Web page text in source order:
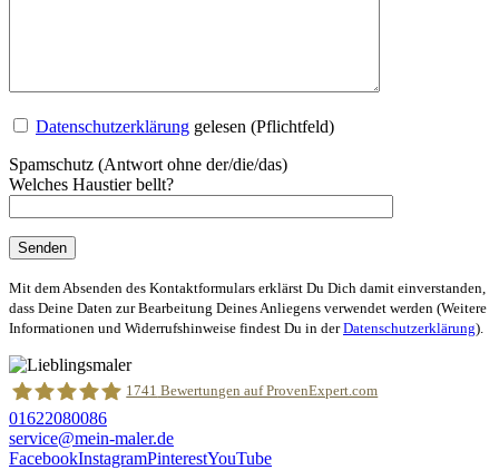
Datenschutzerklärung gelesen (Pflichtfeld)
Spamschutz (Antwort ohne der/die/das)
Welches Haustier bellt?
Mit dem Absenden des Kontaktformulars erklärst Du Dich damit einverstanden,
dass Deine Daten zur Bearbeitung Deines Anliegens verwendet werden (Weitere
Informationen und Widerrufshinweise findest Du in derDatenschutzerklärung).
MeinMaler –Das Partner-Netzwerk
1741 Bewertungen auf ProvenExpert.com
01622080086
service@mein-maler.de
FacebookInstagramPinterestYouTube